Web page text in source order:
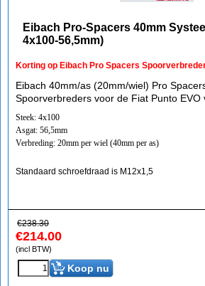
Eibach Pro-Spacers 40mm
4x100-56,5mm)
Korting op Eibach Pro Spacers
Eibach 40mm/as (20mm/wiel) Pro
Spoorverbreders voor de Fiat Punto EVO
Steek: 4x100
Asgat: 56,5mm
Verbreding: 20mm per wiel (40mm per as)
Standaard schroefdraad is M12x1,5
€238.30
€214.00
(incl BTW)
Koop nu